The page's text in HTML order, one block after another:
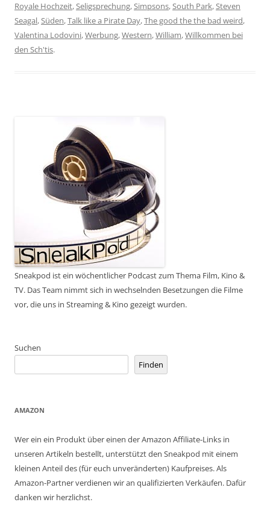
Royale Hochzeit,Seligsprechung,Simpsons,South Park,Steven
Seagal,Süden,Talk like a Pirate Day,The good the the bad weird,
Valentina Lodovini,Werbung,Western,William,Willkommen bei
den Sch'tis.
Sneakpod ist ein wöchentlicher Podcast zum Thema Film, Kino &
TV. Das Team nimmt sich in wechselnden Besetzungen die Filme
vor, die uns in Streaming & Kino gezeigt wurden.
Suchen
Finden
AMAZON
Wer ein ein Produkt über einen der Amazon Affiliate-Links in
unseren Artikeln bestellt, unterstützt den Sneakpod mit einem
kleinen Anteil des (für euch unveränderten) Kaufpreises. Als
Amazon-Partner verdienen wir an qualifizierten Verkäufen. Dafür
danken wir herzlichst.